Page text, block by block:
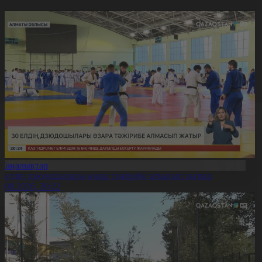
елдің дзюдошылары өзара тәжірибе алмасып жатыр
20:22